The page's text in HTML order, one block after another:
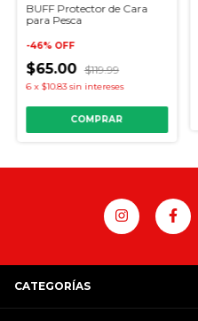
BUFF Protector de Cara
para Pesca
-46% OFF
$65.00 $119.99
6 x $10.83 sin intereses
COMPRAR
CATEGORÍAS